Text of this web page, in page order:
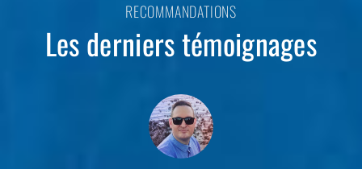
RECOMMANDATIONS
Les derniers témoignages